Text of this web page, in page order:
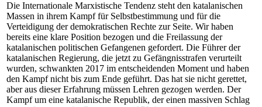
Die Internationale Marxistische Tendenz steht den katalanischen
Massen in ihrem Kampf für Selbstbestimmung und für die
Verteidigung der demokratischen Rechte zur Seite. Wir haben
bereits eine klare Position bezogen und die Freilassung der
katalanischen politischen Gefangenen gefordert. Die Führer der
katalanischen Regierung, die jetzt zu Gefängnisstrafen verurteilt
wurden, schwankten 2017 im entscheidenden Moment und haben
den Kampf nicht bis zum Ende geführt. Das hat sie nicht gerettet,
aber aus dieser Erfahrung müssen Lehren gezogen werden. Der
Kampf um eine katalanische Republik, der einen massiven Schlag